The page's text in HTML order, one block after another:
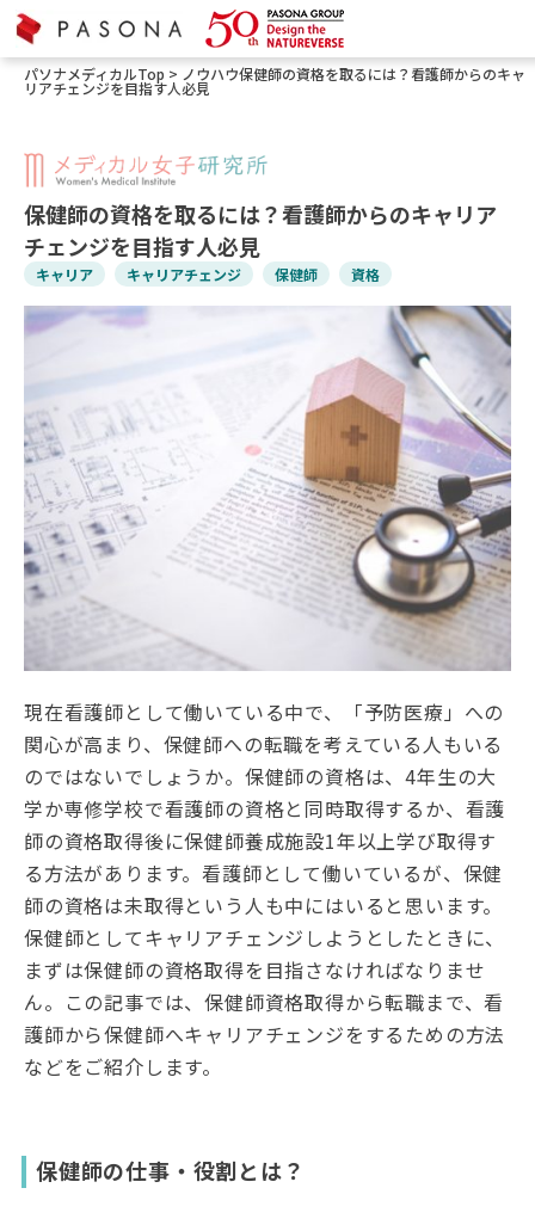
パソナメディカルTop > ノウハウ保健師の資格を取るには？看護師からのキャ
リアチェンジを目指す人必見
保健師の資格を取るには？看護師からのキャリア
チェンジを目指す人必見
キャリア キャリアチェンジ 保健師 資格
現在看護師として働いている中で、「予防医療」への
関心が高まり、保健師への転職を考えている人もいる
のではないでしょうか。保健師の資格は、4年生の大
学か専修学校で看護師の資格と同時取得するか、看護
師の資格取得後に保健師養成施設1年以上学び取得す
る方法があります。看護師として働いているが、保健
師の資格は未取得という人も中にはいると思います。
保健師としてキャリアチェンジしようとしたときに、
まずは保健師の資格取得を目指さなければなりませ
ん。この記事では、保健師資格取得から転職まで、看
護師から保健師へキャリアチェンジをするための方法
などをご紹介します。
保健師の仕事・役割とは？